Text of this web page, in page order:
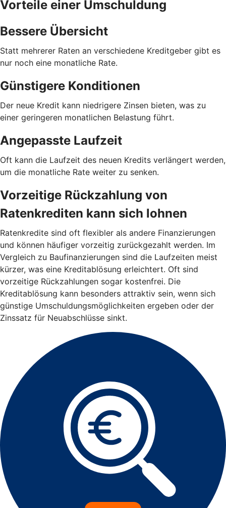
Vorteile einer Umschuldung
Bessere Übersicht
Statt mehrerer Raten an verschiedene Kreditgeber gibt es
nur noch eine monatliche Rate.
Günstigere Konditionen
Der neue Kredit kann niedrigere Zinsen bieten, was zu
einer geringeren monatlichen Belastung führt.
Angepasste Laufzeit
Oft kann die Laufzeit des neuen Kredits verlängert werden,
um die monatliche Rate weiter zu senken.
Vorzeitige Rückzahlung von
Ratenkrediten kann sich lohnen
Ratenkredite sind oft flexibler als andere Finanzierungen
und können häufiger vorzeitig zurückgezahlt werden. Im
Vergleich zu Baufinanzierungen sind die Laufzeiten meist
kürzer, was eine Kreditablösung erleichtert. Oft sind
vorzeitige Rückzahlungen sogar kostenfrei. Die
Kreditablösung kann besonders attraktiv sein, wenn sich
günstige Umschuldungsmöglichkeiten ergeben oder der
Zinssatz für Neuabschlüsse sinkt.